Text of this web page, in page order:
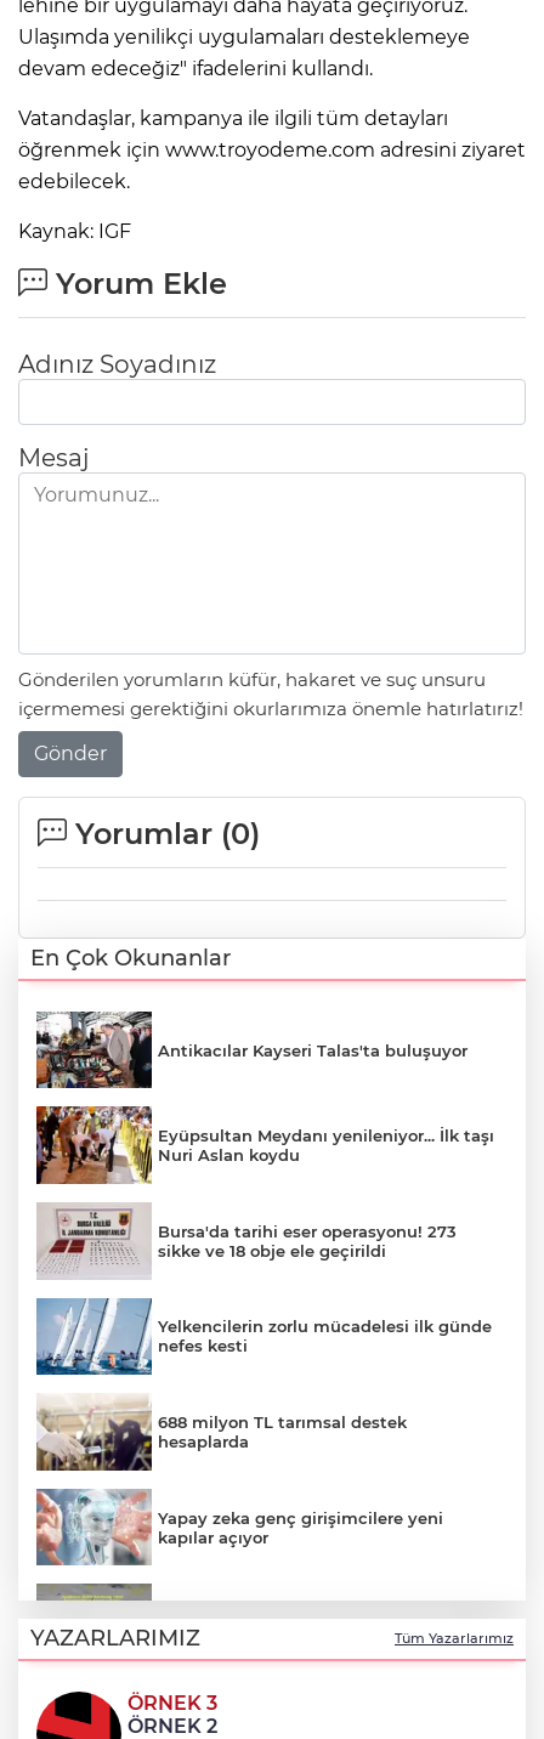
lehine bir uygulamayı daha hayata geçiriyoruz.
Ulaşımda yenilikçi uygulamaları desteklemeye
devam edeceğiz" ifadelerini kullandı.
Vatandaşlar, kampanya ile ilgili tüm detayları
öğrenmek için www.troyodeme.com adresini ziyaret
edebilecek.
Kaynak: IGF
Yorum Ekle
Adınız Soyadınız
Mesaj
Gönderilen yorumların küfür, hakaret ve suç unsuru
içermemesi gerektiğini okurlarımıza önemle hatırlatırız!
Gönder
Yorumlar (0)
En Çok Okunanlar
Antikacılar Kayseri Talas'ta buluşuyor
Eyüpsultan Meydanı yenileniyor... İlk taşı
Nuri Aslan koydu
Bursa'da tarihi eser operasyonu! 273
sikke ve 18 obje ele geçirildi
Yelkencilerin zorlu mücadelesi ilk günde
nefes kesti
688 milyon TL tarımsal destek
hesaplarda
Yapay zeka genç girişimcilere yeni
kapılar açıyor
253 kilo esrar ele geçirildi
Keşan Kent Konseyi'nden muhtarlara
nezaket ziyareti
YAZARLARIMIZ Tüm Yazarlarımız
ÖRNEK 3
ÖRNEK 2